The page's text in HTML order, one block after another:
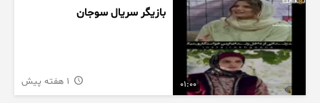
01:00
بازیگر سریال سوجان